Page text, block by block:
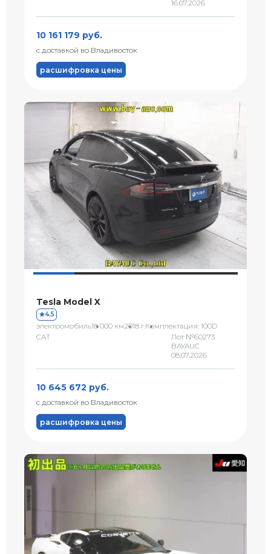
16.07.2026
10 161 179 руб.
с доставкой во Владивосток
расшифровка цены
Tesla Model X
4.5
электромобиль18 000 км2018 г.Комплектация: 100D
CAT
Лот №60273
BAYAUC
08.07.2026
10 645 672 руб.
с доставкой во Владивосток
расшифровка цены